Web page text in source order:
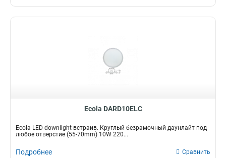
Ecola DARD10ELC
Ecola LED downlight встраив. Круглый безрамочный даунлайт под
любое отверстие (55-70mm) 10W 220...
Подробнее Сравнить